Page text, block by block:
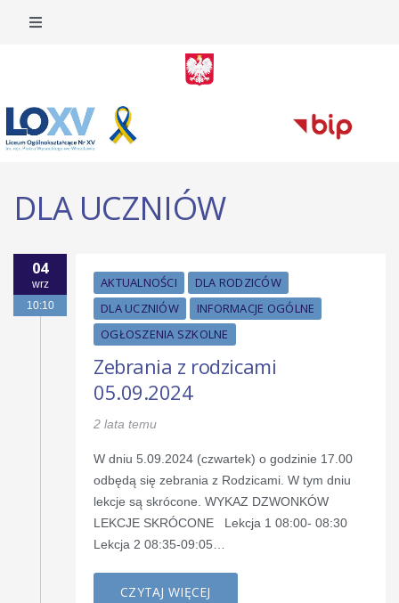
DLA UCZNIÓW
04
wrz
10:10
AKTUALNOŚCI
DLA RODZICÓW
DLA UCZNIÓW
INFORMACJE OGÓLNE
OGŁOSZENIA SZKOLNE
Zebrania z rodzicami
05.09.2024
2 lata temu
W dniu 5.09.2024 (czwartek) o godzinie 17.00
odbędą się zebrania z Rodzicami. W tym dniu
lekcje są skrócone. WYKAZ DZWONKÓW
LEKCJE SKRÓCONE Lekcja 1 08:00- 08:30
Lekcja 2 08:35-09:05…
CZYTAJ WIĘCEJ